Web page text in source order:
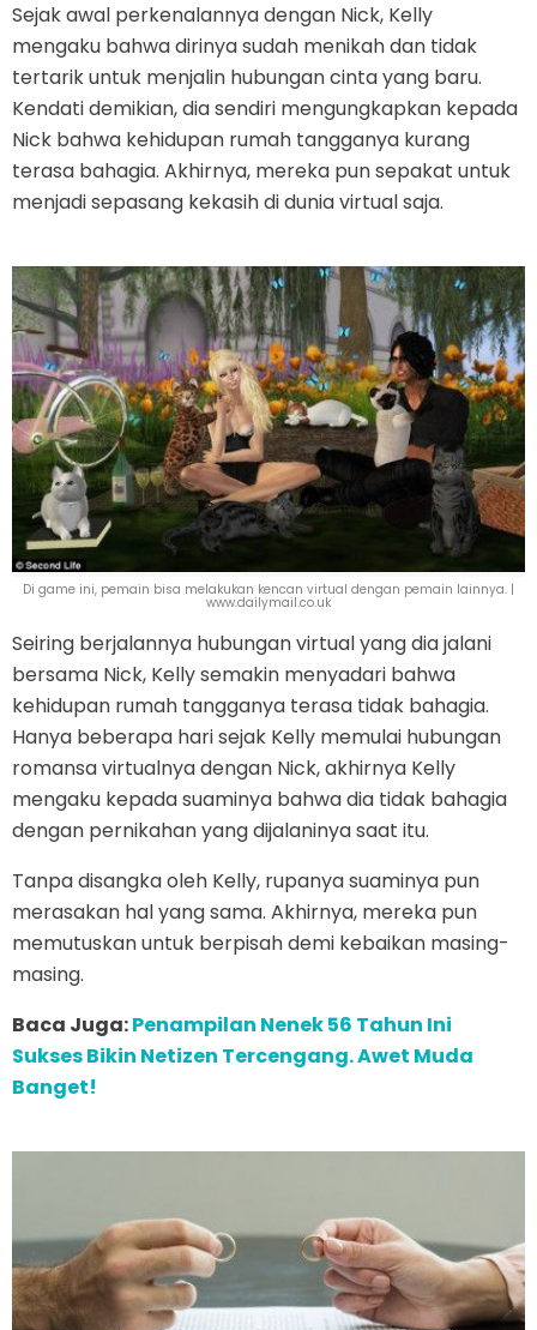
Sejak awal perkenalannya dengan Nick, Kelly
mengaku bahwa dirinya sudah menikah dan tidak
tertarik untuk menjalin hubungan cinta yang baru.
Kendati demikian, dia sendiri mengungkapkan kepada
Nick bahwa kehidupan rumah tangganya kurang
terasa bahagia. Akhirnya, mereka pun sepakat untuk
menjadi sepasang kekasih di dunia virtual saja.
Di game ini, pemain bisa melakukan kencan virtual dengan pemain lainnya. |
www.dailymail.co.uk
Seiring berjalannya hubungan virtual yang dia jalani
bersama Nick, Kelly semakin menyadari bahwa
kehidupan rumah tangganya terasa tidak bahagia.
Hanya beberapa hari sejak Kelly memulai hubungan
romansa virtualnya dengan Nick, akhirnya Kelly
mengaku kepada suaminya bahwa dia tidak bahagia
dengan pernikahan yang dijalaninya saat itu.
Tanpa disangka oleh Kelly, rupanya suaminya pun
merasakan hal yang sama. Akhirnya, mereka pun
memutuskan untuk berpisah demi kebaikan masing-
masing.
Baca Juga:Penampilan Nenek 56 Tahun Ini
Sukses Bikin Netizen Tercengang. Awet Muda
Banget!